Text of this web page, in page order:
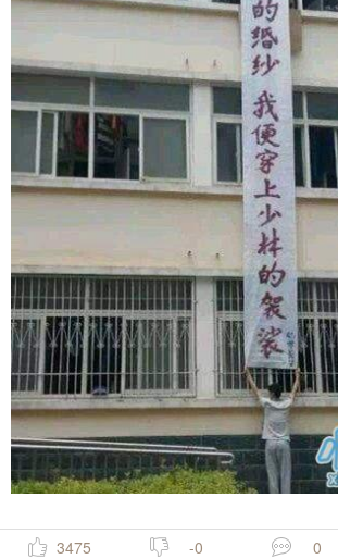
3475 -0 0